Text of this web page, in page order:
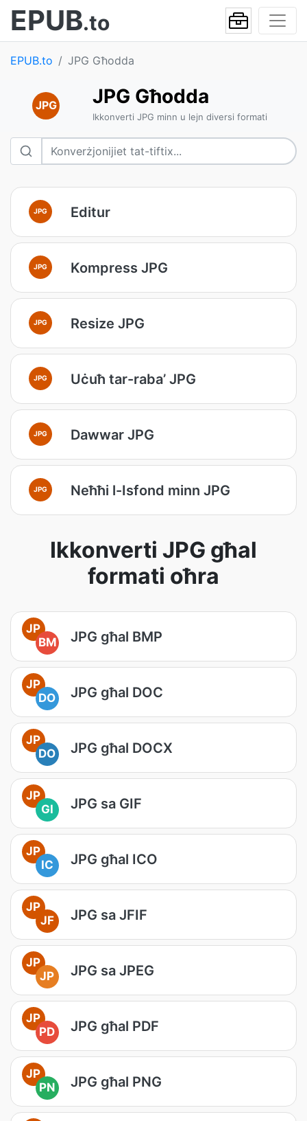
EPUB.to
EPUB.to JPG Għodda
JPG JPG Għodda
Ikkonverti JPG minn u lejn diversi formati
JPG Editur
JPG Kompress JPG
JPG Resize JPG
JPG Uċuħ tar-raba’ JPG
JPG Dawwar JPG
JPG Neħħi l-Isfond minn JPG
Ikkonverti JPG għal
formati oħra
JP
BM
JPG għal BMP
JP
DO
JPG għal DOC
JP
DO
JPG għal DOCX
JP
GI
JPG sa GIF
JP
IC
JPG għal ICO
JP
JF
JPG sa JFIF
JP
JP
JPG sa JPEG
JP
PD
JPG għal PDF
JP
PN
JPG għal PNG